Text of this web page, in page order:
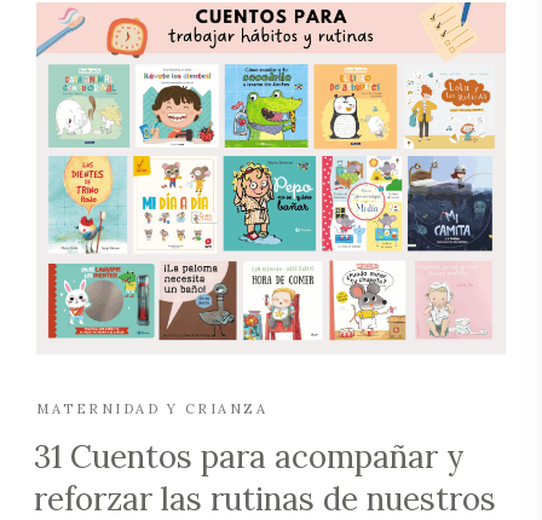
MATERNIDAD Y CRIANZA
31 Cuentos para acompañar y
reforzar las rutinas de nuestros